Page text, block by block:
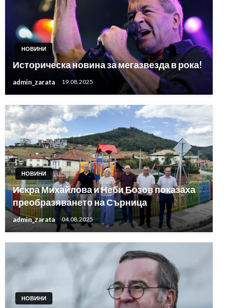
НОВИНИ
Историческа новина за мегазвезда в рока!
admin_zarata 19.08.2025
НОВИНИ
Искра Михайлова и Неби Бозов показаха
преобразяването на Сърница
admin_zarata 04.08.2025
НОВИНИ